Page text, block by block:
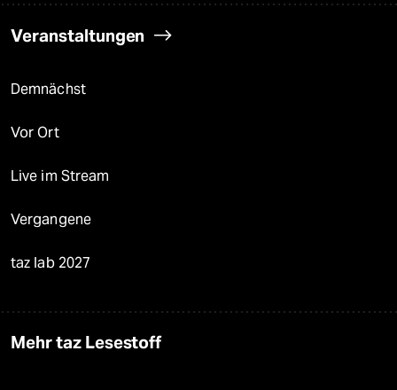
Veranstaltungen
Demnächst
Vor Ort
Live im Stream
Vergangene
taz lab 2027
Mehr taz Lesestoff